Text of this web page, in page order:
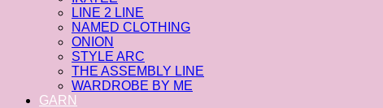
LINE 2 LINE
NAMED CLOTHING
ONION
STYLE ARC
THE ASSEMBLY LINE
WARDROBE BY ME
GARN